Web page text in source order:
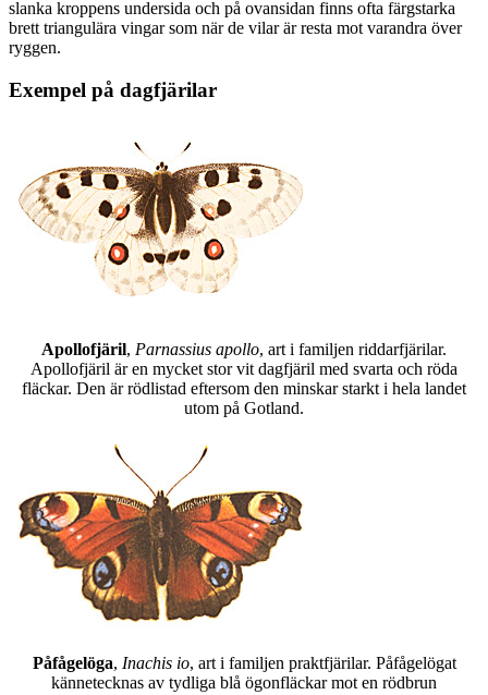
slanka kroppens undersida och på ovansidan finns ofta färgstarka
brett triangulära vingar som när de vilar är resta mot varandra över
ryggen.
Exempel på dagfjärilar
Apollofjäril, Parnassius apollo, art i familjen riddarfjärilar.
Apollofjäril är en mycket stor vit dagfjäril med svarta och röda
fläckar. Den är rödlistad eftersom den minskar starkt i hela landet
utom på Gotland.
Påfågelöga, Inachis io, art i familjen praktfjärilar. Påfågelögat
kännetecknas av tydliga blå ögonfläckar mot en rödbrun